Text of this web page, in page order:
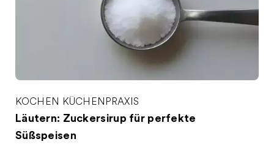
KOCHEN KÜCHENPRAXIS
Läutern: Zuckersirup für perfekte
Süßspeisen